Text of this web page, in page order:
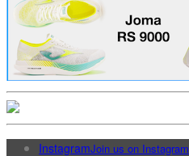
InstagramJoin us on Instagram